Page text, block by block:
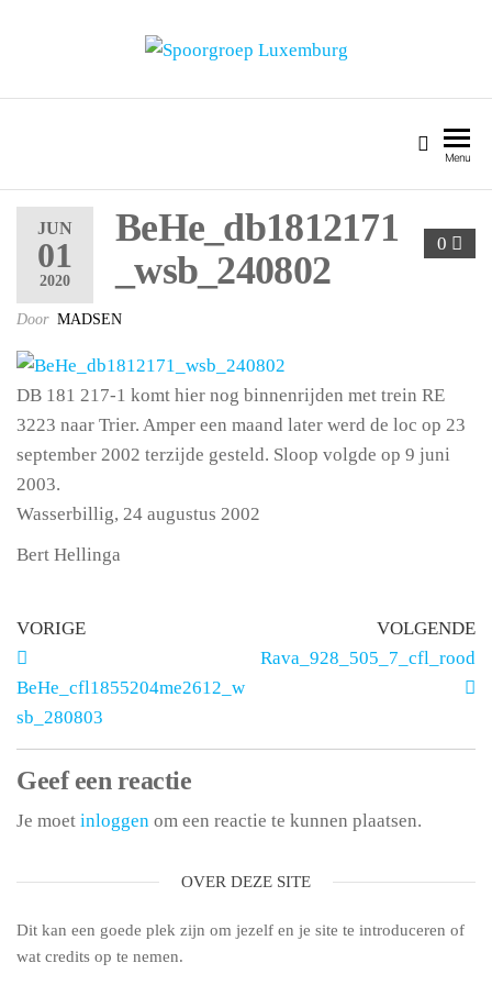
Menu
JUN
01
2020
0
BeHe_db1812171
_wsb_240802
Door MADSEN
DB 181 217-1 komt hier nog binnenrijden met trein RE
3223 naar Trier. Amper een maand later werd de loc op 23
september 2002 terzijde gesteld. Sloop volgde op 9 juni
2003.
Wasserbillig, 24 augustus 2002
Bert Hellinga
VORIGE
BeHe_cfl1855204me2612_w
sb_280803
VOLGENDE
Rava_928_505_7_cfl_rood
Geef een reactie
Je moet inloggen om een reactie te kunnen plaatsen.
OVER DEZE SITE
Dit kan een goede plek zijn om jezelf en je site te introduceren of
wat credits op te nemen.